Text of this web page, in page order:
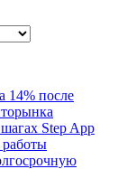
14% после
Step App
работы